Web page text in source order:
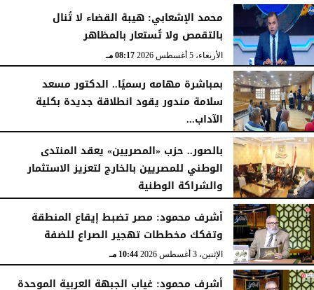
الأربعاء، 5 أغسطس 2026
محمد الإشعابي: هيبة القضاء لا تُنال
بالتقمص ولا تُستعار بالمظاهر
الأربعاء، 5 أغسطس 2026 08:17 مـ
بمباشرة مهامه رسميًا.. الدكتور مسعد
سلامة مندور يقود انطلاقة جديدة بكلية
الآداب...
الأربعاء، 5 أغسطس 2026
بالصور.. حزب «المصريين» يعقد المنتدى
الوطني للمصريين بالخارج لتعزيز الاستثمار
والشراكة الوطنية
الثلاثاء، 4 أغسطس 2026
أشرف محمود: مصر تضبط إيقاع المنطقة
وتفكك مخططات تهجير الصراع للضفة
الإثنين، 3 أغسطس 2026 10:44 مـ
أشرف محمود: غياب الجبهة العربية الموحدة